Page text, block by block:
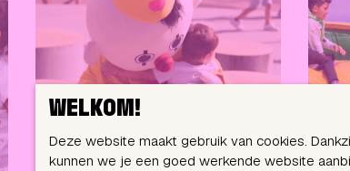
WELKOM!
Deze website maakt gebruik van cookies.
kunnen we je een goed werkende website